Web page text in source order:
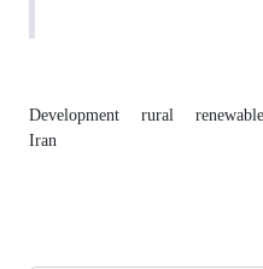
Development rural
Iran